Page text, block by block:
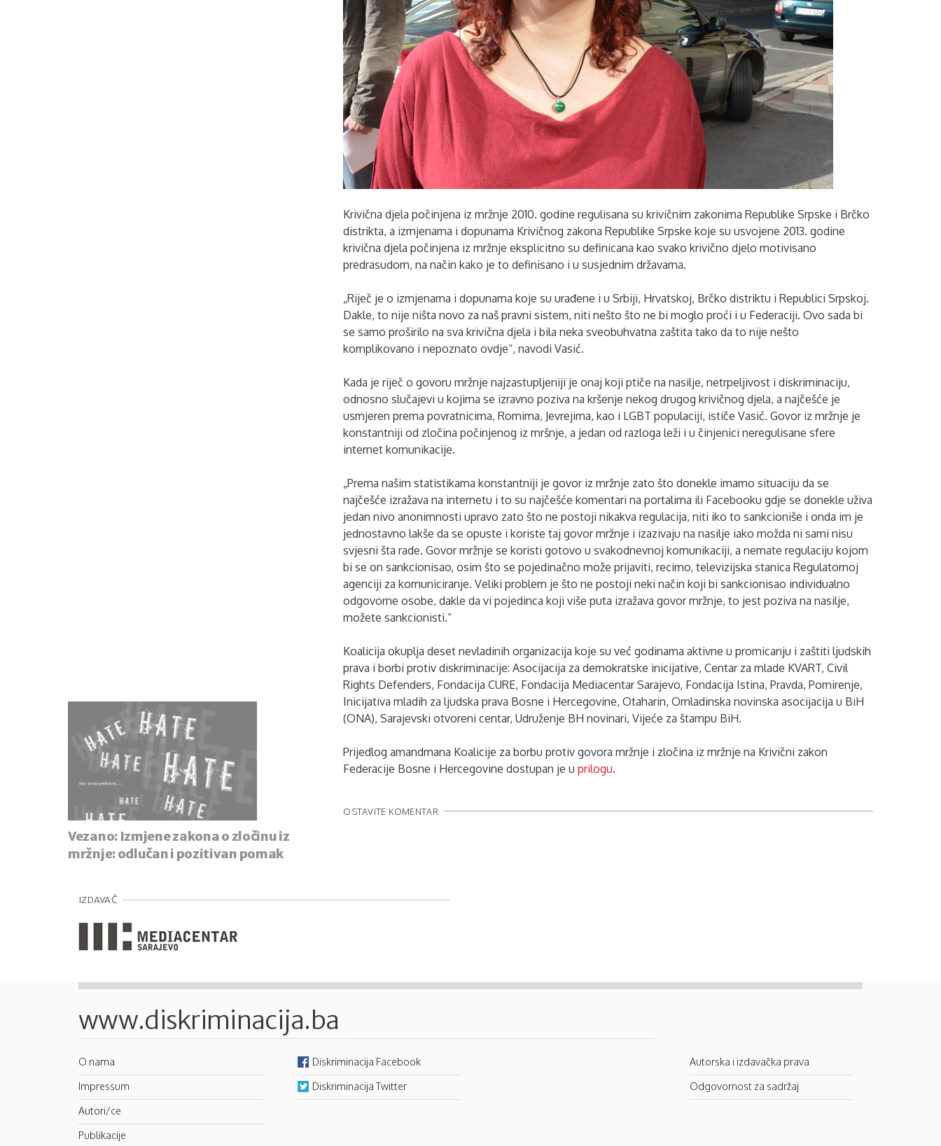
Vezano: Izmjene zakona o zločinu iz
mržnje: odlučan i pozitivan pomak
Krivična djela počinjena iz mržnje 2010. godine regulisana su krivičnim zakonima Republike Srpske i Brčko
distrikta, a izmjenama i dopunama Krivičnog zakona Republike Srpske koje su usvojene 2013. godine
krivična djela počinjena iz mržnje eksplicitno su definicana kao svako krivično djelo motivisano
predrasudom, na način kako je to definisano i u susjednim državama.
„Riječ je o izmjenama i dopunama koje su urađene i u Srbiji, Hrvatskoj, Brčko distriktu i Republici Srpskoj.
Dakle, to nije ništa novo za naš pravni sistem, niti nešto što ne bi moglo proći i u Federaciji. Ovo sada bi
se samo proširilo na sva krivična djela i bila neka sveobuhvatna zaštita tako da to nije nešto
komplikovano i nepoznato ovdje“, navodi Vasić.
Kada je riječ o govoru mržnje najzastupljeniji je onaj koji ptiče na nasilje, netrpeljivost i diskriminaciju,
odnosno slučajevi u kojima se izravno poziva na kršenje nekog drugog krivičnog djela, a najčešće je
usmjeren prema povratnicima, Romima, Jevrejima, kao i LGBT populaciji, ističe Vasić. Govor iz mržnje je
konstantniji od zločina počinjenog iz mršnje, a jedan od razloga leži i u činjenici neregulisane sfere
internet komunikacije.
„Prema našim statistikama konstantniji je govor iz mržnje zato što donekle imamo situaciju da se
najčešće izražava na internetu i to su najčešće komentari na portalima ili Facebooku gdje se donekle uživa
jedan nivo anonimnosti upravo zato što ne postoji nikakva regulacija, niti iko to sankcioniše i onda im je
jednostavno lakše da se opuste i koriste taj govor mržnje i izazivaju na nasilje iako možda ni sami nisu
svjesni šta rade. Govor mržnje se koristi gotovo u svakodnevnoj komunikaciji, a nemate regulaciju kojom
bi se on sankcionisao, osim što se pojedinačno može prijaviti, recimo, televizijska stanica Regulatornoj
agenciji za komuniciranje. Veliki problem je što ne postoji neki način koji bi sankcionisao individualno
odgovorne osobe, dakle da vi pojedinca koji više puta izražava govor mržnje, to jest poziva na nasilje,
možete sankcionisti.“
Koalicija okuplja deset nevladinih organizacija koje su već godinama aktivne u promicanju i zaštiti ljudskih
prava i borbi protiv diskriminacije: Asocijacija za demokratske inicijative, Centar za mlade KVART, Civil
Rights Defenders, Fondacija CURE, Fondacija Mediacentar Sarajevo, Fondacija Istina, Pravda, Pomirenje,
Inicijativa mladih za ljudska prava Bosne i Hercegovine, Otaharin, Omladinska novinska asocijacija u BiH
(ONA), Sarajevski otvoreni centar, Udruženje BH novinari, Vijeće za štampu BiH.
Prijedlog amandmana Koalicije za borbu protiv govora mržnje i zločina iz mržnje na Krivični zakon
Federacije Bosne i Hercegovine dostupan je uprilogu.
OSTAVITE KOMENTAR
IZDAVAČ
www.diskriminacija.ba
O nama
Impressum
Autori/ce
Publikacije
Diskriminacija Facebook
Diskriminacija Twitter
Autorska i izdavačka prava
Odgovornost za sadržaj